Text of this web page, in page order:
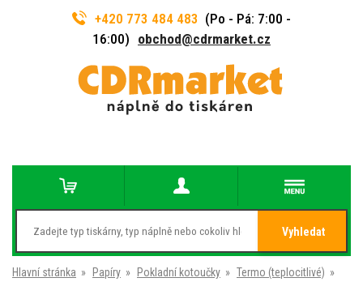
+420 773 484 483 (Po - Pá: 7:00 -
16:00) obchod@cdrmarket.cz
Vyhledat
Hlavní stránka » Papíry » Pokladní kotoučky » Termo (teplocitlivé) »